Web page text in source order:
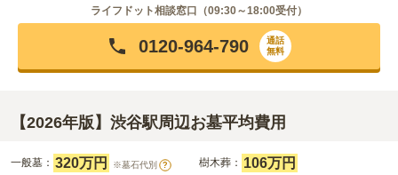
ライフドット相談窓口（09:30～18:00受付）
0120-964-790
通話
無料
【2026年版】渋谷駅周辺お墓平均費用
一般墓： 320万円 ※墓石代別 ? 樹木葬： 106万円